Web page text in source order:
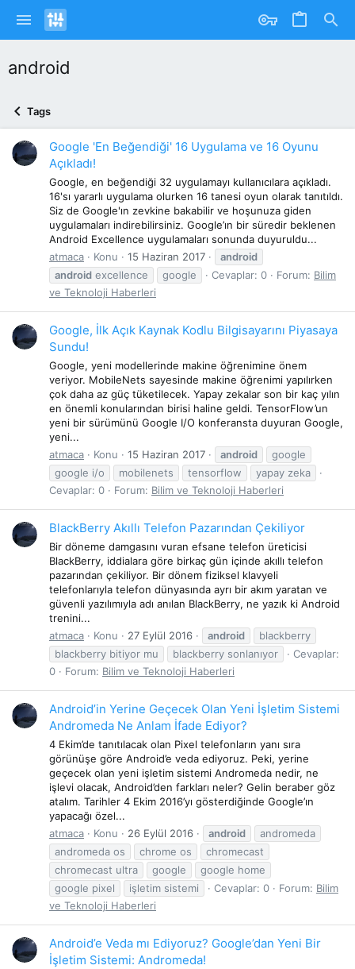
android
Tags
Google 'En Beğendiği' 16 Uygulama ve 16 Oyunu
Açıkladı!
Google, en beğendiği 32 uygulamayı kullanıcılara açıkladı.
16'sı yararlı uygulama olurken 16 tanesi oyun olarak tanıtıldı.
Siz de Google'ın zevkine bakabilir ve hoşunuza giden
uygulamaları indirebilirsiniz. Google’ın bir süredir beklenen
Android Excellence uygulamaları sonunda duyuruldu...
atmaca
Konu 15 Haziran 2017
android
android excellence google Cevaplar: 0 Forum: Bilim
ve Teknoloji Haberleri
Google, İlk Açık Kaynak Kodlu Bilgisayarını Piyasaya
Sundu!
Google, yeni modellerinde makine öğrenimine önem
veriyor. MobileNets sayesinde makine öğrenimi yapılırken
çok daha az güç tüketilecek. Yapay zekalar son bir kaç yılın
en önemli konularından birisi haline geldi. TensorFlow’un
yeni bir sürümünü Google I/O konferansta duyuran Google,
yeni...
atmaca
Konu 15 Haziran 2017 android
google
google i/o
mobilenets tensorflow
yapay zeka
Cevaplar: 0
Forum: Bilim ve Teknoloji Haberleri
BlackBerry Akıllı Telefon Pazarından Çekiliyor
Bir döneme damgasını vuran efsane telefon üreticisi
BlackBerry, iddialara göre birkaç gün içinde akıllı telefon
pazarından çekiliyor. Bir dönem fiziksel klavyeli
telefonlarıyla telefon dünyasında ayrı bir akım yaratan ve
güvenli yazılımıyla adı anılan BlackBerry, ne yazık ki Android
trenini...
atmaca
Konu 27 Eylül 2016 android
blackberry
blackberry bitiyor mu
blackberry sonlanıyor
Cevaplar:
0
Forum: Bilim ve Teknoloji Haberleri
Android’in Yerine Geçecek Olan Yeni İşletim Sistemi
Andromeda Ne Anlam İfade Ediyor?
4 Ekim’de tanıtılacak olan Pixel telefonların yanı sıra
görünüşe göre Android’e veda ediyoruz. Peki, yerine
geçecek olan yeni işletim sistemi Andromeda nedir, ne
işlevi olacak, Android’den farkları neler? Gelin beraber göz
atalım. Tarihler 4 Ekim 2016’yı gösterdiğinde Google’ın
yapacağı özel...
atmaca
Konu 26 Eylül 2016 android
andromeda
andromeda os
chrome os
chromecast
chromecast ultra
google
google home
google pixel
işletim sistemi Cevaplar: 0 Forum: Bilim
ve Teknoloji Haberleri
Android’e Veda mı Ediyoruz? Google’dan Yeni Bir
İşletim Sistemi: Andromeda!